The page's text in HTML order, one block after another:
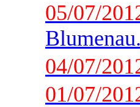
05/07/
Blumenau.
04/07/
01/07/